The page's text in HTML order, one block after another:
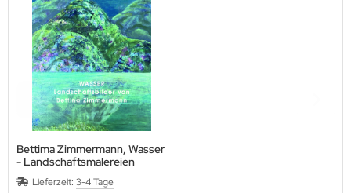
Bettima Zimmermann, Wasser
- Landschaftsmalereien
Lieferzeit: 3-4 Tage